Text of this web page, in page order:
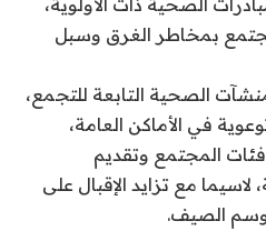
بمخاطر الغرق وسبل
الصحية التابعة للتجمع،
في الأماكن العامة،
المجتمع وتقديم
لاسيما مع تزايد الإقبال على
الصيف.